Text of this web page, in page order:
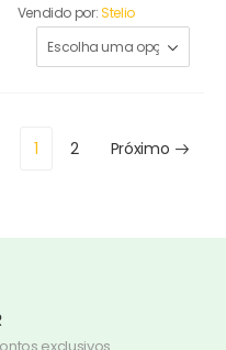
Vendido por:Stelio
1 2 Próximo